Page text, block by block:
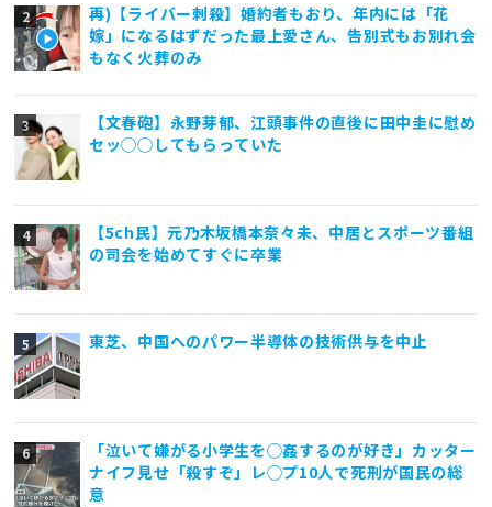
再)【ライバー刺殺】婚約者もおり、年内には「花
嫁」になるはずだった最上愛さん、告別式もお別れ会
もなく火葬のみ
【文春砲】永野芽郁、江頭事件の直後に田中圭に慰め
セッ◯◯してもらっていた
【5ch民】元乃木坂橋本奈々未、中居とスポーツ番組
の司会を始めてすぐに卒業
東芝、中国へのパワー半導体の技術供与を中止
「泣いて嫌がる小学生を◯姦するのが好き」カッター
ナイフ見せ「殺すぞ」レ◯プ10人で死刑が国民の総
意